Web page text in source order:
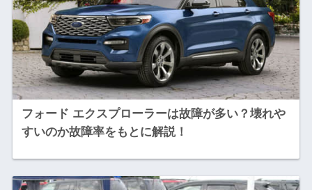
フォード エクスプローラーは故障が多い？壊れや
すいのか故障率をもとに解説！